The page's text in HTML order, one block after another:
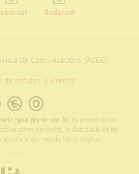
Redacció
de Comunicacions (ACGC)
de cookies Crèdits
Igual (by-nc-sa): No es permet un ús
obres derivades, la distribució de les
a la que regula l’obra original.